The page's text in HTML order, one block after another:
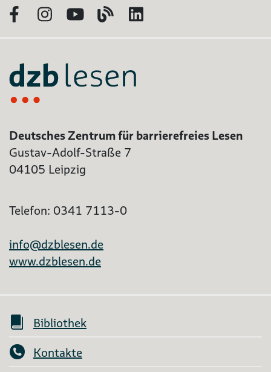
FacebookInstagram
YouTubeBlog
Deutsches Zentrum für barrierefreies Lesen
Gustav-Adolf-Straße 7
04105 Leipzig
Telefon: 0341 7113-0
info@dzblesen.de
www.dzblesen.de
Bibliothek
Kontakte